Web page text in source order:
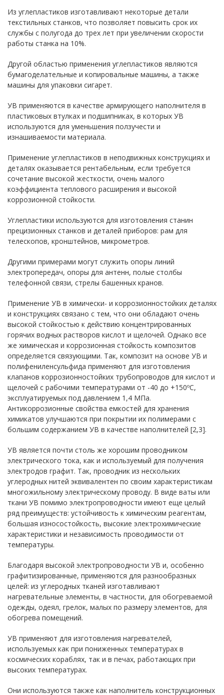
Из углепластиков изготавливают некоторые детали
текстильных станков, что позволяет повысить срок их
службы с полугода до трех лет при увеличении скорости
работы станка на 10%.
Другой областью применения углепластиков являются
бумагоделательные и копировальные машины, а также
машины для упаковки сигарет.
УВ применяются в качестве армирующего наполнителя в
пластиковых втулках и подшипниках, в которых УВ
используются для уменьшения ползучести и
изнашиваемости материала.
Применение углепластиков в неподвижных конструкциях и
деталях оказывается рентабельным, если требуется
сочетание высокой жесткости, очень малого
коэффициента теплового расширения и высокой
коррозионной стойкости.
Углепластики используются для изготовления станин
прецизионных станков и деталей приборов: рам для
телескопов, кронштейнов, микрометров.
Другими примерами могут служить опоры линий
электропередач, опоры для антенн, полые столбы
телефонной связи, стрелы башенных кранов.
Применение УВ в химически- и коррозионностойких деталях
и конструкциях связано с тем, что они обладают очень
высокой стойкостью к действию концентрированных
горячих водных растворов кислот и щелочей. Однако все
же химическая и коррозионная стойкость композитов
определяется связующими. Так, композит на основе УВ и
полифениленсульфида применяют для изготовления
клапанов коррозионностойких трубопроводов для кислот и
щелочей с рабочими температурами от -40 до +150ºС,
эксплуатируемых под давлением 1,4 МПа.
Антикоррозионные свойства емкостей для хранения
химикатов улучшаются при покрытии их полимерами с
большим содержанием УВ в качестве наполнителей [2,3].
УВ является почти столь же хорошим проводником
электрического тока, как и используемый для получения
электродов графит. Так, проводник из нескольких
углеродных нитей эквивалентен по своим характеристикам
многожильному электрическому проводу. В виде ваты или
ткани УВ помимо электропроводности имеют еще целый
ряд преимуществ: устойчивость к химическим реагентам,
большая износостойкость, высокие электрохимические
характеристики и независимость проводимости от
температуры.
Благодаря высокой электропроводности УВ и, особенно
графитизированные, применяются для разнообразных
целей: из углеродных тканей изготавливают
нагревательные элементы, в частности, для обогреваемой
одежды, одеял, грелок, малых по размеру элементов, для
обогрева помещений.
УВ применяют для изготовления нагревателей,
используемых как при пониженных температурах в
космических кораблях, так и в печах, работающих при
высоких температурах.
Они используются также как наполнитель конструкционных